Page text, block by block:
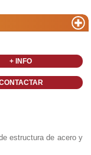
+ INFO
estructura de acero y